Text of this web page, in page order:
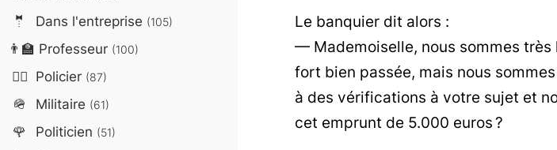
Le banquier dit alors :
— Mademoiselle, nous sommes très
fort bien passée, mais nous
à des vérifications à votre sujet et
cet emprunt de 5.000 euros ?
🤵 Dans l'entreprise (105)
👨‍🏫 Professeur (100)
👮‍♂️ Policier (87)
🪖 Militaire (61)
🌹 Politicien (51)